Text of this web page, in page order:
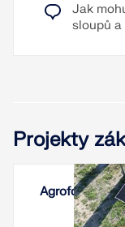
Jak
sloupů a
Projekty